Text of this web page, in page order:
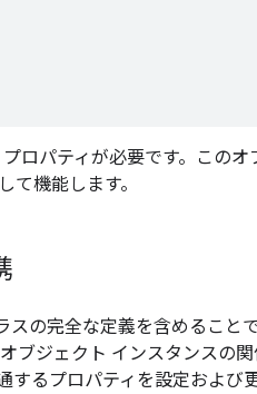
プロパティが必要です。この
機能します。
の完全な定義を含めること
ブジェクト インスタンスの
るプロパティを設定および